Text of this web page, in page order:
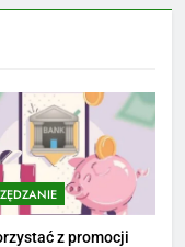
czym jest,
z promocji